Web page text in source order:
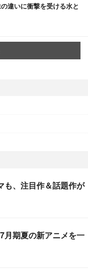
違いに衝撃を受ける水と
も、注目作＆話題作が
月期夏の新アニメを一